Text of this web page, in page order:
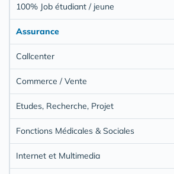
100% Job étudiant / jeune
Assurance
Callcenter
Commerce / Vente
Etudes, Recherche, Projet
Fonctions Médicales & Sociales
Internet et Multimedia